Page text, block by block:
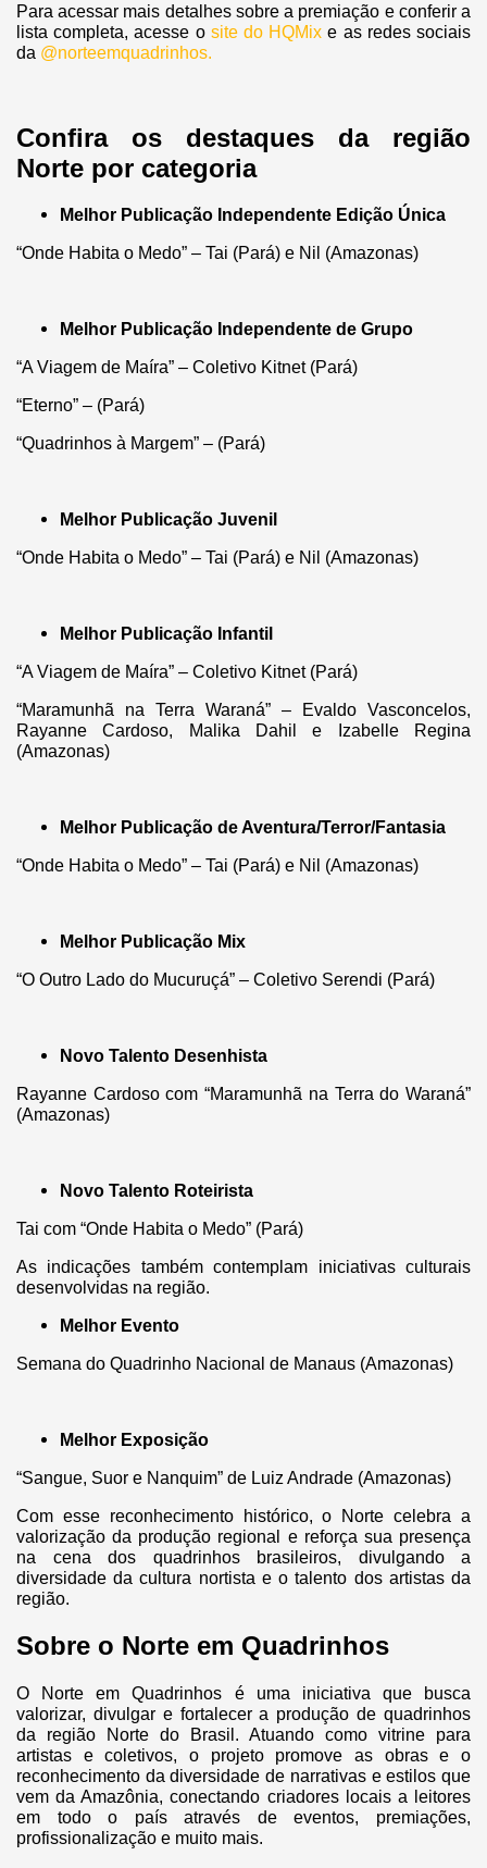
Para acessar mais detalhes sobre a premiação e conferir a
lista completa, acesse o site do HQMix e as redes sociais
da @norteemquadrinhos.
Confira os destaques da região
Norte por categoria
Melhor Publicação Independente Edição Única
“Onde Habita o Medo” – Tai (Pará) e Nil (Amazonas)
Melhor Publicação Independente de Grupo
“A Viagem de Maíra” – Coletivo Kitnet (Pará)
“Eterno” – (Pará)
“Quadrinhos à Margem” – (Pará)
Melhor Publicação Juvenil
“Onde Habita o Medo” – Tai (Pará) e Nil (Amazonas)
Melhor Publicação Infantil
“A Viagem de Maíra” – Coletivo Kitnet (Pará)
“Maramunhã na Terra Waraná” – Evaldo Vasconcelos,
Rayanne Cardoso, Malika Dahil e Izabelle Regina
(Amazonas)
Melhor Publicação de Aventura/Terror/Fantasia
“Onde Habita o Medo” – Tai (Pará) e Nil (Amazonas)
Melhor Publicação Mix
“O Outro Lado do Mucuruçá” – Coletivo Serendi (Pará)
Novo Talento Desenhista
Rayanne Cardoso com “Maramunhã na Terra do Waraná”
(Amazonas)
Novo Talento Roteirista
Tai com “Onde Habita o Medo” (Pará)
As indicações também contemplam iniciativas culturais
desenvolvidas na região.
Melhor Evento
Semana do Quadrinho Nacional de Manaus (Amazonas)
Melhor Exposição
“Sangue, Suor e Nanquim” de Luiz Andrade (Amazonas)
Com esse reconhecimento histórico, o Norte celebra a
valorização da produção regional e reforça sua presença
na cena dos quadrinhos brasileiros, divulgando a
diversidade da cultura nortista e o talento dos artistas da
região.
Sobre o Norte em Quadrinhos
O Norte em Quadrinhos é uma iniciativa que busca
valorizar, divulgar e fortalecer a produção de quadrinhos
da região Norte do Brasil. Atuando como vitrine para
artistas e coletivos, o projeto promove as obras e o
reconhecimento da diversidade de narrativas e estilos que
vem da Amazônia, conectando criadores locais a leitores
em todo o país através de eventos, premiações,
profissionalização e muito mais.